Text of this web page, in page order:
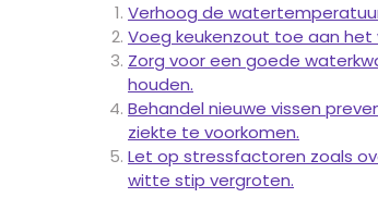
Verhoog de
Voeg keukenzout toe aan
Zorg voor een goede
houden.
Behandel nieuwe vissen
ziekte te voorkomen.
Let op stressfactoren zoals
witte stip vergroten.